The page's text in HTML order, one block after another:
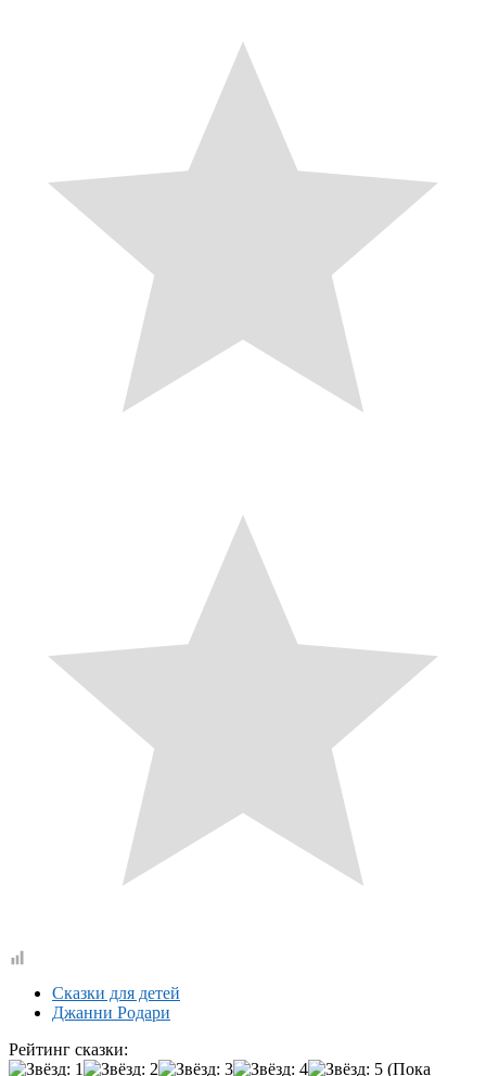
Сказки для детей
Джанни Родари
Рейтинг сказки:
(Пока